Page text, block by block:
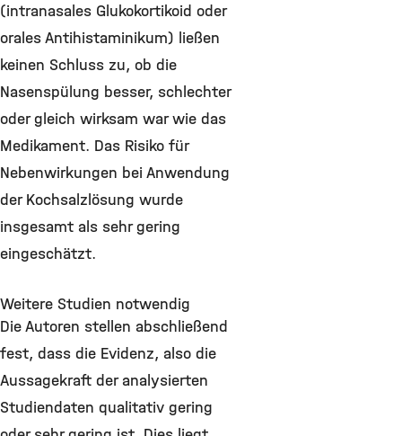
(intranasales Glukokortikoid oder
orales Antihistaminikum) ließen
keinen Schluss zu, ob die
Nasenspülung besser, schlechter
oder gleich wirksam war wie das
Medikament. Das Risiko für
Nebenwirkungen bei Anwendung
der Kochsalzlösung wurde
insgesamt als sehr gering
eingeschätzt.
Weitere Studien notwendig
Die Autoren stellen abschließend
fest, dass die Evidenz, also die
Aussagekraft der analysierten
Studiendaten qualitativ gering